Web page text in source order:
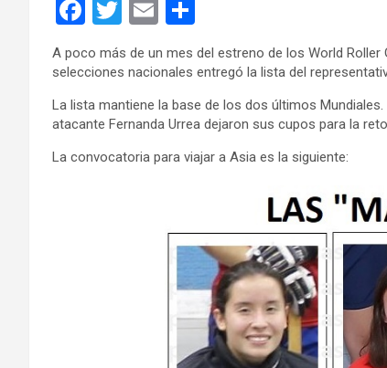
F
ce
b
o
o
T
wi
tt
er
E
ail
o
m
p
ar
tir
A poco más de un mes del estreno de los World
selecciones nacionales entregó la lista del
La lista mantiene la base de los dos últimos
atacante Fernanda Urrea dejaron sus cupos para la
La convocatoria para viajar a Asia es la siguiente: